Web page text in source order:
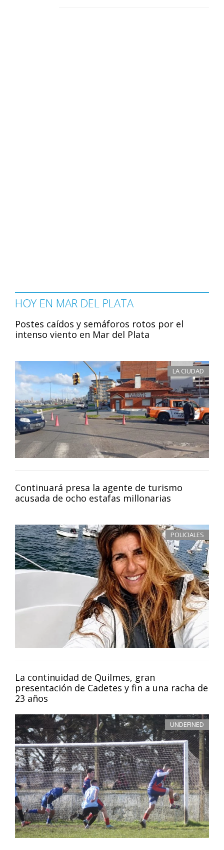
HOY EN MAR DEL PLATA
Postes caídos y semáforos rotos por el
intenso viento en Mar del Plata
LA CIUDAD
Continuará presa la agente de turismo
acusada de ocho estafas millonarias
POLICIALES
La continuidad de Quilmes, gran
presentación de Cadetes y fin a una racha de
23 años
UNDEFINED